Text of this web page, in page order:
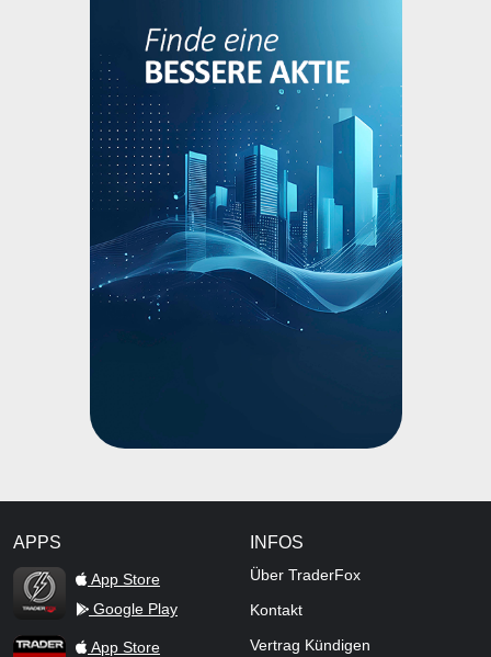
APPS
TraderFox Flash
App Store
Google Play
TraderFox AppApp Store
INFOS
Über TraderFox
Kontakt
Vertrag Kündigen